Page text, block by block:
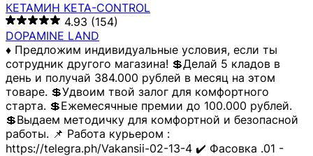
КЕТАМИН KETA-CONTROL
4.93 (154)
DOPAMINE LAND
♦️ Предложим индивидуальные условия, если ты
сотрудник другого магазина! 💲Делай 5 кладов в
день и получай 384.000 рублей в месяц на этом
товаре. 💲Удвоим твой залог для комфортного
старта. 💲Ежемесячные премии до 100.000 рублей.
💲Выдаем методичку для комфортной и безопасной
работы. 📌 Работа курьером :
https://telegra.ph/Vakansii-02-13-4 ✔️ Фасовка .01 -